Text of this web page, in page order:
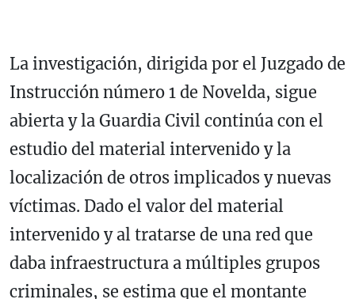
La investigación, dirigida por el Juzgado de
Instrucción número 1 de Novelda, sigue
abierta y la Guardia Civil continúa con el
estudio del material intervenido y la
localización de otros implicados y nuevas
víctimas. Dado el valor del material
intervenido y al tratarse de una red que
daba infraestructura a múltiples grupos
criminales, se estima que el montante